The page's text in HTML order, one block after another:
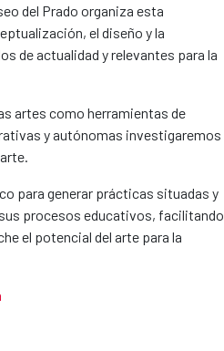
del Prado organiza esta
el diseño y la
de actualidad y relevantes para la
artes como herramientas de
y autónomas investigaremos
para generar prácticas situadas y
procesos educativos, facilitando
el potencial del arte para la